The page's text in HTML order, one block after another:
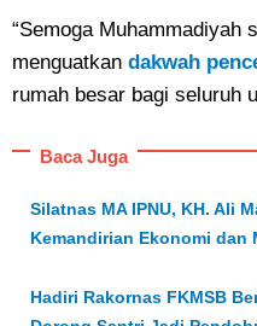
“Semoga Muhammadiyah
menguatkan dakwah
rumah besar bagi seluruh
Baca Juga
Silatnas MA IPNU, KH. Ali
Kemandirian Ekonomi dan
Hadiri Rakornas FKMSB